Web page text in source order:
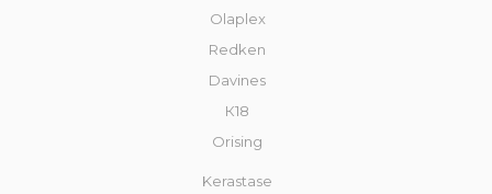
Olaplex
Redken
Davines
К18
Orising
Kerastase